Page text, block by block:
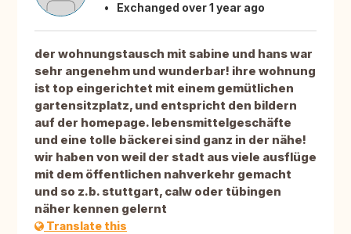
Exchanged over 1 year ago
der wohnungstausch mit sabine und hans war
sehr angenehm und wunderbar! ihre wohnung
ist top eingerichtet mit einem gemütlichen
gartensitzplatz, und entspricht den bildern
auf der homepage. lebensmittelgeschäfte
und eine tolle bäckerei sind ganz in der nähe!
wir haben von weil der stadt aus viele ausflüge
mit dem öffentlichen nahverkehr gemacht
und so z.b. stuttgart, calw oder tübingen
näher kennen gelernt
Translate this